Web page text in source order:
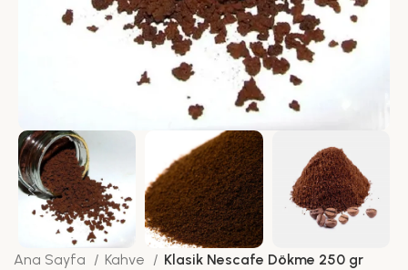
Ana Sayfa Kahve Klasik Nescafe Dökme 250 gr